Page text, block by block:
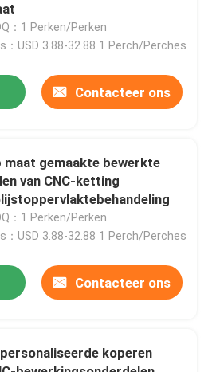
op
：1 Perken/Perken
：USD 3.88-32.88 1 Perch/Perches
Contacteer ons
maat gemaakte bewerkte
van CNC-ketting
：1 Perken/Perken
：USD 3.88-32.88 1 Perch/Perches
Contacteer ons
koperen